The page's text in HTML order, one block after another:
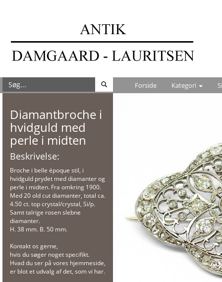
Forside Kategori
Diamantbroche i
hvidguld med
perle i midten
Beskrivelse:
Broche i belle époque stil, i
hvidguld prydet med diamanter og
perle i midten. Fra omkring 1900.
Med 20 old cut diamanter, total ca.
4.50 ct. top crystal/crystal, Si/p.
Samt talrige rosen slebne
diamanter.
H. 38 mm. B. 50 mm.
Kontakt os gerne,
hvis du søger noget specifikt.
Hvad du ser på vores hjemmeside,
er blot et udvalg af det, som vi har.